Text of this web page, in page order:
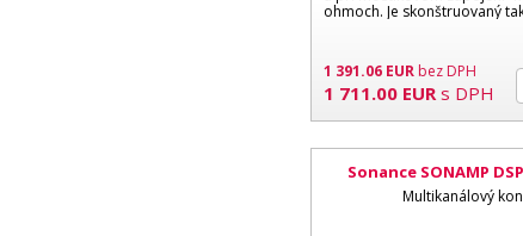
ohmoch. Je skonštruovaný
1 391.06 EURbez DPH
1 711.00 EUR s DPH
Sonance SONAMP
alebo
Multikanálový